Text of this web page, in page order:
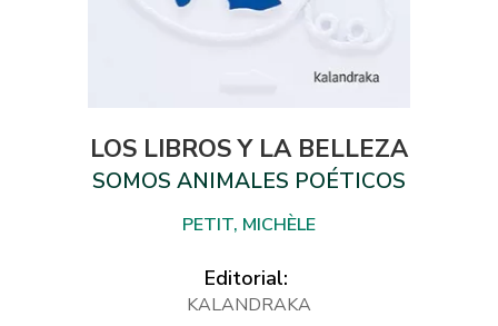
LOS LIBROS Y LA BELLEZA
SOMOS ANIMALES POÉTICOS
PETIT, MICHÈLE
Editorial:
KALANDRAKA